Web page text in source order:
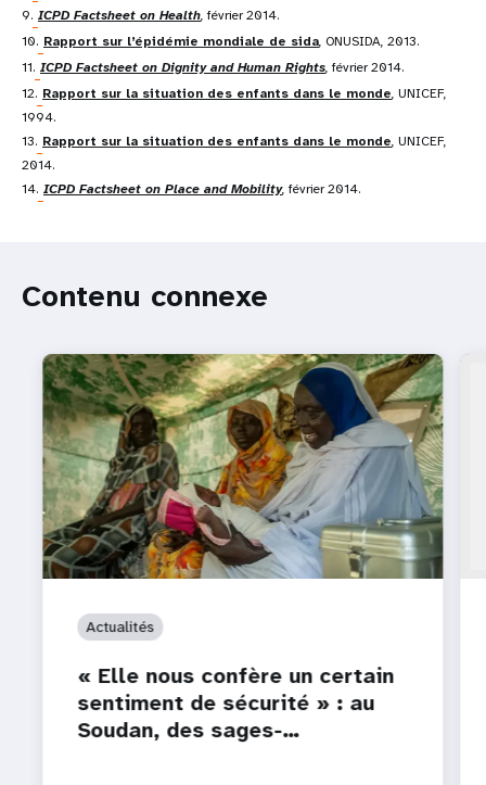
9. ICPD Factsheet on Health, février 2014.
10. Rapport sur l’épidémie mondiale de sida, ONUSIDA, 2013.
11. ICPD Factsheet on Dignity and Human Rights,février 2014.
12. Rapport sur la situation des enfants dans le monde, UNICEF,
1994.
13. Rapport sur la situation des enfants dans le monde, UNICEF,
2014.
14. ICPD Factsheet on Place and Mobility, février 2014.
Contenu connexe
Actualités
« Elle nous confère un certain
sentiment de sécurité » : au
Soudan, des sages-…